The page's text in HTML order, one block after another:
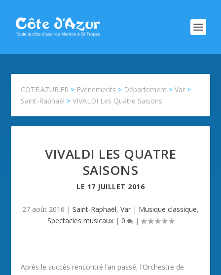
COTE.AZUR.FR > Evénements > Département >Var >
Saint-Raphaël >VIVALDI Les Quatre Saisons
VIVALDI LES QUATRE
SAISONS
LE 17 JUILLET 2016
27 août 2016 | Saint-Raphaël, Var | Musique classique,
Spectacles musicaux | 0 |
Après le succès rencontré l’an passé, l’Orchestre de